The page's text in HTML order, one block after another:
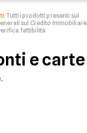
. Tutti i prodotti presenti sul
sul Credito Immobiliare
fattibilità
e carte
.